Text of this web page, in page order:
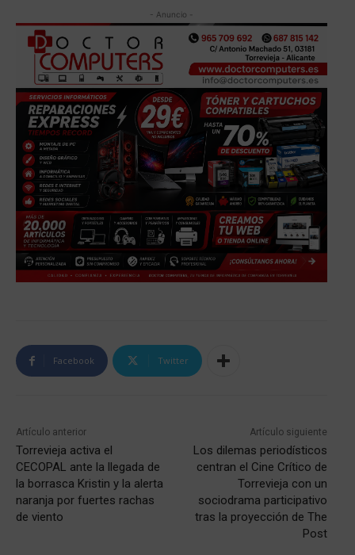
- Anuncio -
Facebook Twitter
Artículo anterior
Torrevieja activa el
CECOPAL ante la llegada de
la borrasca Kristin y la alerta
naranja por fuertes rachas
de viento
Artículo siguiente
Los dilemas periodísticos
centran el Cine Crítico de
Torrevieja con un
sociodrama participativo
tras la proyección de The
Post